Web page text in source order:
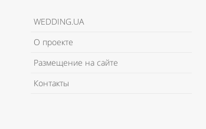
WEDDING.UA
О проекте
Размещение на сайте
Контакты